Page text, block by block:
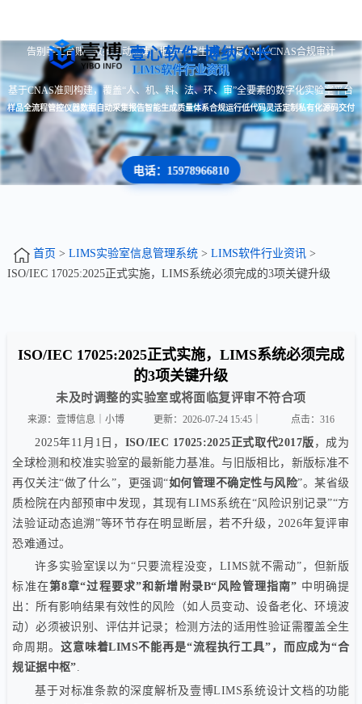
壹心软件 博纳众长
告别手工台账 · 数据自动采集 · 报告一键生成 · 满足CMA/CNAS合规审计
LIMS软件行业资讯
基于CNAS准则构建，覆盖“人、机、料、法、环、审”全要素的数字化实验室平台
样品全流程管控仪器数据自动采集报告智能生成质量体系合规运行低代码灵活定制私有化源码交付
电话：15978966810
首页 > LIMS实验室信息管理系统> LIMS软件行业资讯>
ISO/IEC 17025:2025正式实施，LIMS系统必须完成的3项关键升级
ISO/IEC 17025:2025正式实施，LIMS系统必须完成
的3项关键升级
未及时调整的实验室或将面临复评审不符合项
来源：壹博信息｜小博 更新：2026-07-24 15:45｜ 点击：316
2025年11月1日， ISO/IEC 17025:2025正式取代2017版 ，成为
全球检测和校准实验室的最新能力基准。与旧版相比，新版标准不
再仅关注“做了什么”，更强调“如何管理不确定性与风险”。某省级
质检院在内部预审中发现，其现有LIMS系统在“风险识别记录”“方
法验证动态追溯”等环节存在明显断层，若不升级，2026年复评审
恐难通过。
许多实验室误以为“只要流程没变，LIMS就不需动”，但新版
标准在第8章“过程要求”和新增附录B“风险管理指南” 中明确提
出：所有影响结果有效性的风险（如人员变动、设备老化、环境波
动）必须被识别、评估并记录；检测方法的适用性验证需覆盖全生
命周期。 这意味着LIMS不能再是“流程执行工具”，而应成为“合
规证据中枢”.
基于对标准条款的深度解析及壹博LIMS系统设计文档的功能